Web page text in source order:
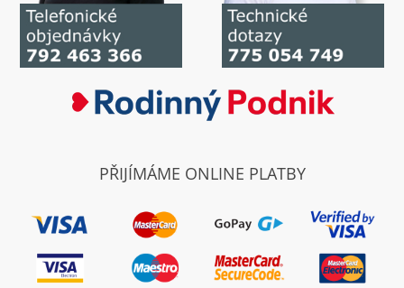
PŘIJÍMÁME ONLINE PLATBY